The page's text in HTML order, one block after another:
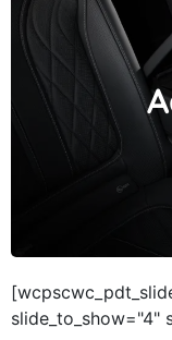
slide_to_show="4"